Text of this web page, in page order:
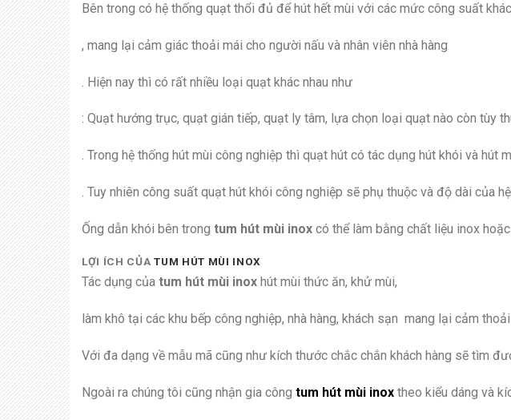
Bên trong có hệ thống quạt thổi đủ để hút hết mùi với các mức công suất
, mang lại cảm giác thoải mái cho người nấu và nhân viên nhà hàng
. Hiện nay thì có rất nhiều loại quạt khác nhau như
: Quạt hướng trục, quạt gián tiếp, quạt ly tâm, lựa chọn loại quạt nào còn tùy
. Trong hệ thống hút mùi công nghiệp thì quạt hút có tác dụng hút khói và hút
. Tuy nhiên công suất quạt hút khói công nghiệp sẽ phụ thuộc và độ dài của
Ống dẫn khói bên trong tum hút mùi inox có thể làm bằng chất liệu inox
LỢI ÍCH CỦATUM HÚT MÙI INOX
Tác dụng của tum hút mùi inox hút mùi thức ăn, khử mùi,
làm khô tại các khu bếp công nghiệp, nhà hàng, khách sạn mang lại cảm
Với đa dạng về mẫu mã cũng như kích thước chắc chắn khách hàng sẽ tìm
Ngoài ra chúng tôi cũng nhận gia công tum hút mùi inox theo kiểu dáng và